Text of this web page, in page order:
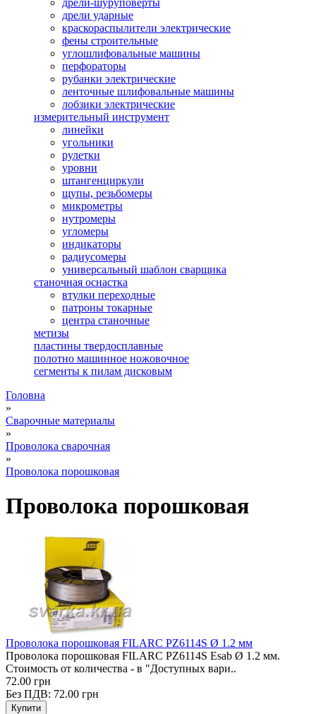
дрели-шуруповерты
дрели ударные
краскораспылители электрические
фены строительные
углошлифовальные машины
перфораторы
рубанки электрические
ленточные шлифовальные машины
лобзики электрические
измерительный инструмент
линейки
угольники
рулетки
уровни
штангенциркули
щупы, резьбомеры
микрометры
нутромеры
угломеры
индикаторы
радиусомеры
универсальный шаблон сварщика
станочная оснастка
втулки переходные
патроны токарные
центра станочные
метизы
пластины твердосплавные
полотно машинное ножовочное
сегменты к пилам дисковым
Головна
»
Сварочные материалы
»
Проволока сварочная
»
Проволока порошковая
Проволока порошковая
Проволока порошковая FILARC PZ6114S Ø 1.2 мм
Проволока порошковая FILARC PZ6114S Esab Ø 1.2 мм.
Стоимость от количества - в "Доступных вари..
72.00 грн
Без ПДВ: 72.00 грн